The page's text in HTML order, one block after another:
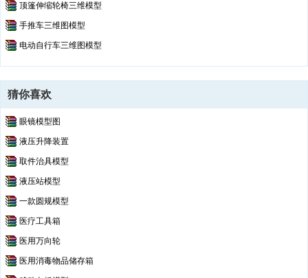
顶篷伸缩轮椅三维模型
手推车三维图模型
电动自行车三维图模型
猜你喜欢
眼镜模型图
液压升降装置
取件治具模型
液压站模型
一款圆规模型
医疗工具箱
医用万向轮
医用消毒物品储存箱